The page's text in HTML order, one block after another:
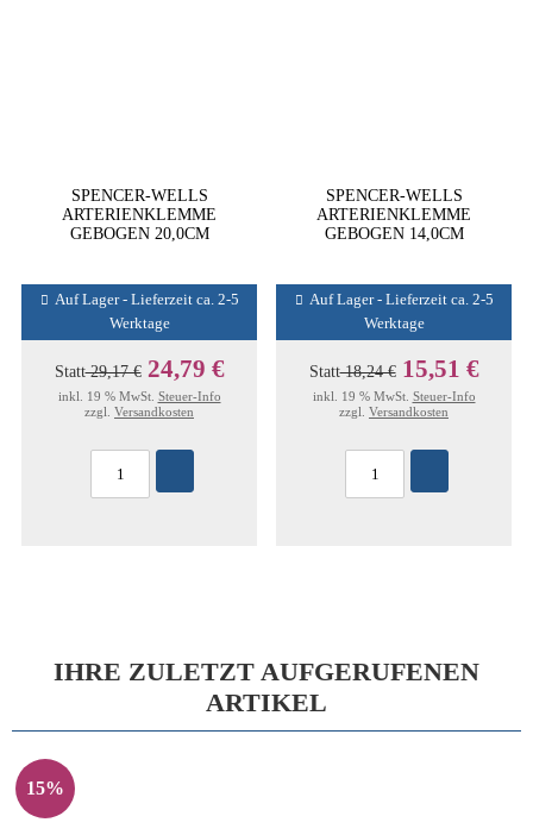
SPENCER-WELLS
ARTERIENKLEMME
GEBOGEN 20,0CM
Auf Lager - Lieferzeit ca. 2-5
Werktage
Statt29,17 € 24,79 €
inkl. 19 % MwSt. Steuer-Info
zzgl. Versandkosten
SPENCER-WELLS
ARTERIENKLEMME
GEBOGEN 14,0CM
Auf Lager - Lieferzeit ca. 2-5
Werktage
Statt18,24 € 15,51 €
inkl. 19 % MwSt. Steuer-Info
zzgl. Versandkosten
IHRE ZULETZT AUFGERUFENEN
ARTIKEL
15%